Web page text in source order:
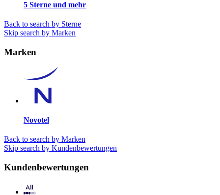
5 Sterne und mehr
Back to search by Sterne
Skip search by Marken
Marken
Novotel
Back to search by Marken
Skip search by Kundenbewertungen
Kundenbewertungen